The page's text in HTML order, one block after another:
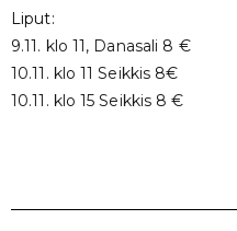
Liput:
9.11. klo 11, Danasali 8 €
10.11. klo 11 Seikkis 8€
10.11. klo 15 Seikkis 8 €